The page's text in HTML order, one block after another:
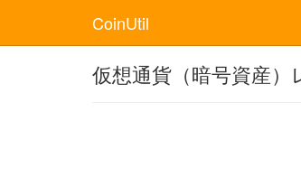
CoinUtil
仮想通貨（暗号資産）